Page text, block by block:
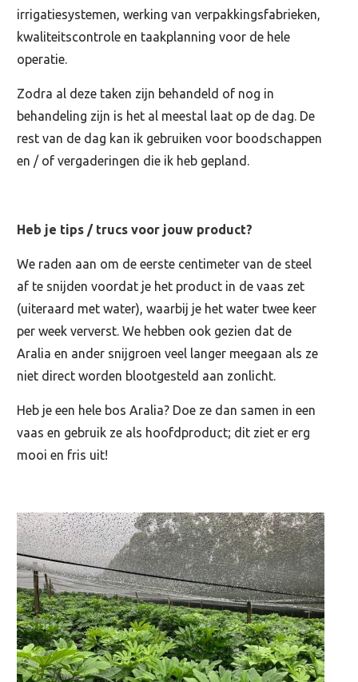
irrigatiesystemen, werking van verpakkingsfabrieken,
kwaliteitscontrole en taakplanning voor de hele
operatie.
Zodra al deze taken zijn behandeld of nog in
behandeling zijn is het al meestal laat op de dag. De
rest van de dag kan ik gebruiken voor boodschappen
en / of vergaderingen die ik heb gepland.
Heb je tips / trucs voor jouw product?
We raden aan om de eerste centimeter van de steel
af te snijden voordat je het product in de vaas zet
(uiteraard met water), waarbij je het water twee keer
per week ververst. We hebben ook gezien dat de
Aralia en ander snijgroen veel langer meegaan als ze
niet direct worden blootgesteld aan zonlicht.
Heb je een hele bos Aralia? Doe ze dan samen in een
vaas en gebruik ze als hoofdproduct; dit ziet er erg
mooi en fris uit!